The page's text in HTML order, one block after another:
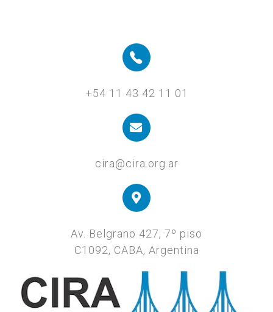
+54 11 43 42 11 01
cira@cira.org.ar
Av. Belgrano 427, 7º piso
C1092, CABA, Argentina